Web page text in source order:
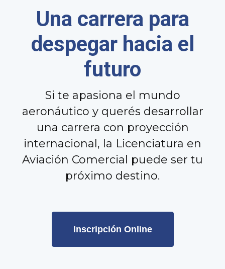
Una carrera para
despegar hacia el
futuro
Si te apasiona el mundo
aeronáutico y querés desarrollar
una carrera con proyección
internacional, la Licenciatura en
Aviación Comercial puede ser tu
próximo destino.
Inscripción Online